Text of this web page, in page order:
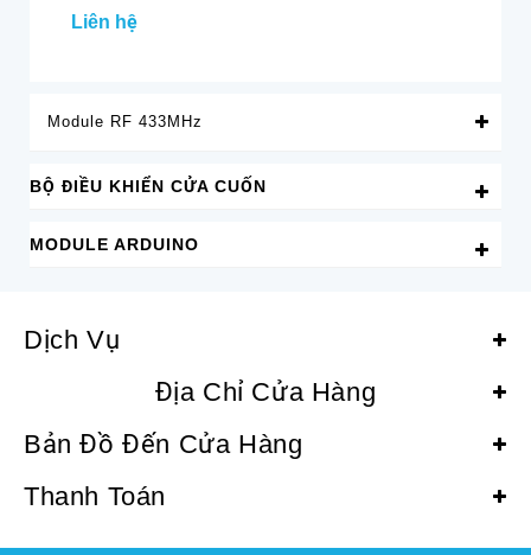
Liên hệ
Module RF 433MHz
BỘ ĐIỀU KHIỂN CỬA CUỐN
MODULE ARDUINO
Dịch Vụ
Địa Chỉ Cửa Hàng
Bản Đồ Đến Cửa Hàng
Thanh Toán